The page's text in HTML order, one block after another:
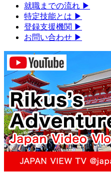
就職までの流れ ▶︎
特定技能とは ▶︎
登録支援機関 ▶︎
お問い合わせ ▶︎